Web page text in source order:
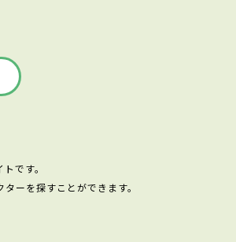
です。
ーを探すことができます。